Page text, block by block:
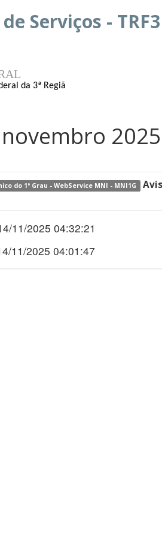
Serviços - TRF3
da 3ª Região
2025
do 1º Grau - WebService MNI - MNI1G
11/2025 04:32:21
11/2025 04:01:47